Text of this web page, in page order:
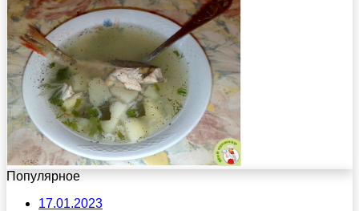
Популярное
17.01.2023